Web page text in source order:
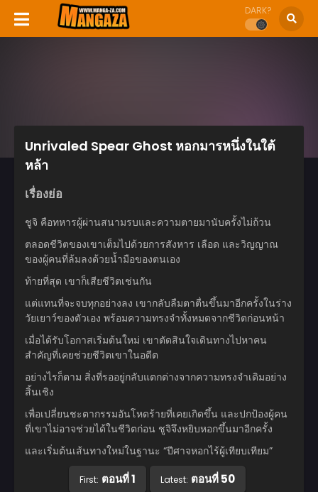
DARK?
Unrivaled Spear Ghost หอกมารหนึ่งในใต้
หล้า
เรื่องย่อ
ชูจิ คือทหารผู้ผ่านสนามรบและความตายมานับครั้งไม่ถ้วน
ตลอดชีวิตของเขาเต็มไปด้วยการสังหาร เลือด และวิญญาณ
ของผู้คนที่ล้มลงด้วยน้ำมือของตนเอง
ท้ายที่สุด เขาก็เสียชีวิตเช่นกัน
แต่แทนที่จะจบทุกอย่างลง เขากลับลืมตาตื่นขึ้นมาอีกครั้งในร่าง
วัยเยาว์ของตัวเอง พร้อมความทรงจำทั้งหมดจากชีวิตก่อนหน้า
เมื่อได้รับโอกาสเริ่มต้นใหม่ เขาตัดสินใจเดินทางไปหาคน
สำคัญที่เคยช่วยชีวิตเขาในอดีต
อย่างไรก็ตาม สิ่งที่รออยู่กลับแตกต่างจากความทรงจำเดิมอย่าง
สิ้นเชิง
เพื่อเปลี่ยนชะตากรรมอันโหดร้ายที่เคยเกิดขึ้น และปกป้องผู้คน
ที่เขาไม่อาจช่วยได้ในชีวิตก่อน ชูจิจึงหยิบหอกขึ้นมาอีกครั้ง
และเริ่มต้นเส้นทางใหม่ในฐานะ “ปีศาจหอกไร้ผู้เทียบเทียม”
First: ตอนที่ 1 Latest: ตอนที่ 50